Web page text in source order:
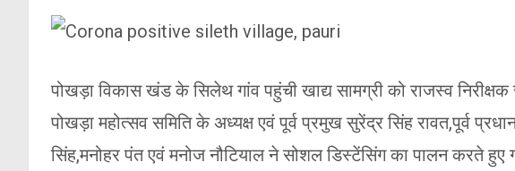
पोखड़ा विकास खंड के सिलेथ गांव पहुंची खाद्य सामग्री को राजस्व निरीक्षक
पोखड़ा महोत्सव समिति के अध्यक्ष एवं पूर्व प्रमुख सुरेंद्र सिंह रावत,पूर्व
सिंह,मनोहर पंत एवं मनोज नौटियाल ने सोशल डिस्टेंसिंग का पालन करते हुए